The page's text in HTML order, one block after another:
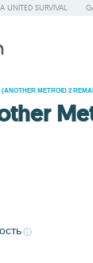
UNITED SURVIVAL
(ANOTHER METROID 2